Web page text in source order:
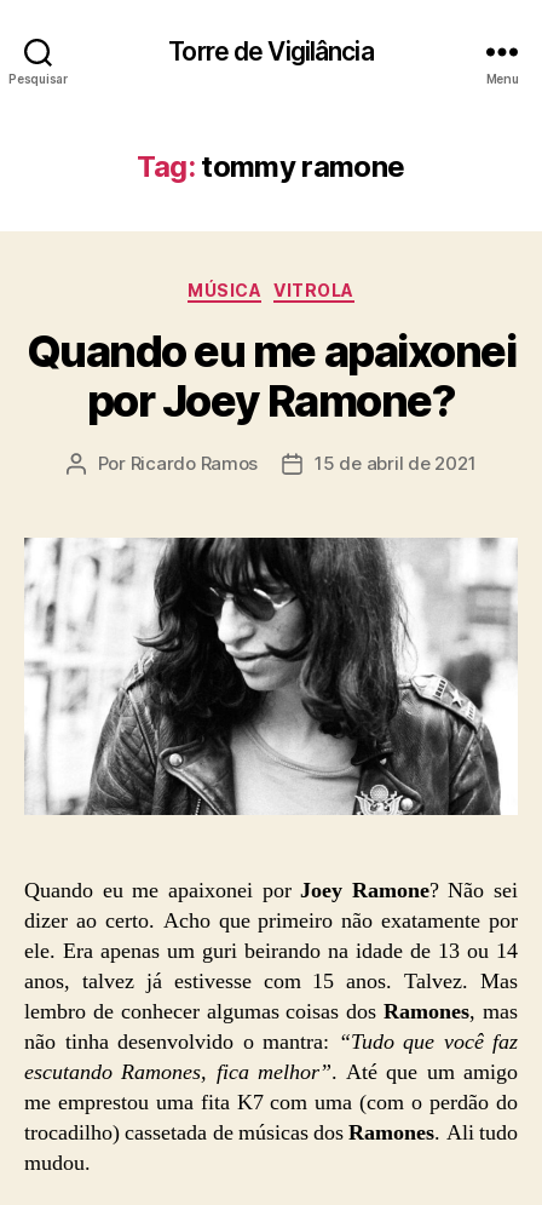
Pesquisar
Torre de Vigilância
Menu
Tag: tommy ramone
Categorias
MÚSICA VITROLA
Quando eu me apaixonei
por Joey Ramone?
Autor
Por Ricardo Ramos
Data15 de abril de 2021
Quando eu me apaixonei porJoey Ramone? Não sei
dizer ao certo. Acho que primeiro não exatamente por
ele. Era apenas um guri beirando na idade de 13 ou 14
anos, talvez já estivesse com 15 anos. Talvez. Mas
lembro de conhecer algumas coisas dos Ramones, mas
não tinha desenvolvido o mantra: “Tudo que você faz
escutando Ramones, fica melhor”. Até que um amigo
me emprestou uma fita K7 com uma (com o perdão do
trocadilho) cassetada de músicas dosRamones. Ali tudo
mudou.